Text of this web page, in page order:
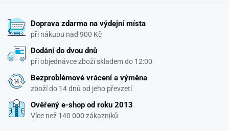
Doprava zdarma na výdejní místa
při nákupu nad 900 Kč
Dodání do dvou dnů
při objednávce zboží skladem do 12:00
Bezproblémové vrácení a výměna
zboží do 14 dnů od jeho převzetí
Ověřený e-shop od roku 2013
Více než 140 000 zákazníků